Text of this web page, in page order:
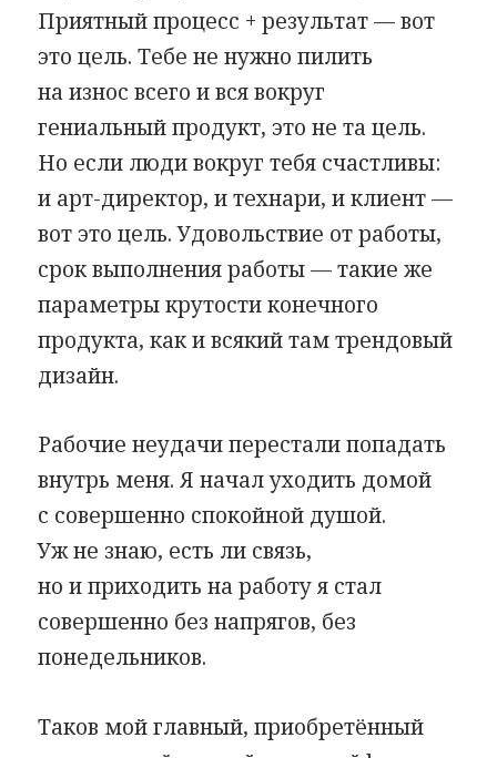
Приятный процесс + результат — вот
это цель. Тебе не нужно пилить
на износ всего и вся вокруг
гениальный продукт, это не та цель.
Но если люди вокруг тебя счастливы:
и арт-директор, и технари, и клиент —
вот это цель. Удовольствие от работы,
срок выполнения работы — такие же
параметры крутости конечного
продукта, как и всякий там трендовый
дизайн.
Рабочие неудачи перестали попадать
внутрь меня. Я начал уходить домой
с совершенно спокойной душой.
Уж не знаю, есть ли связь,
но и приходить на работу я стал
совершенно без напрягов, без
понедельников.
Таков мой главный, приобретённый